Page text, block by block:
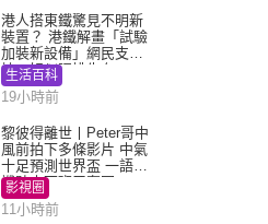
港人搭東鐵驚見不明新
裝置？ 港鐵解畫「試驗
加裝新設備」網民支
持：好似呢排先有
生活百科
19小時前
黎彼得離世丨Peter哥中
風前拍下多條影片 中氣
十足預測世界盃 一語成
讖貼中西班牙奪冠
影視圈
11小時前